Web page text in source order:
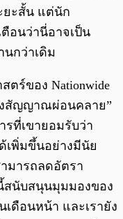
ยะสั้น แต่นัก
อนว่านี่อาจเป็น
กว่าเดิม
ตร์ของ Nationwide
งสัญญาณผ่อนคลาย”
รที่เขายอมรับว่า
เพิ่มขึ้นอย่างมีนัย
มารถลดอัตรา
สนับสนุนมุมมองของ
เดือนหน้า และเรายัง